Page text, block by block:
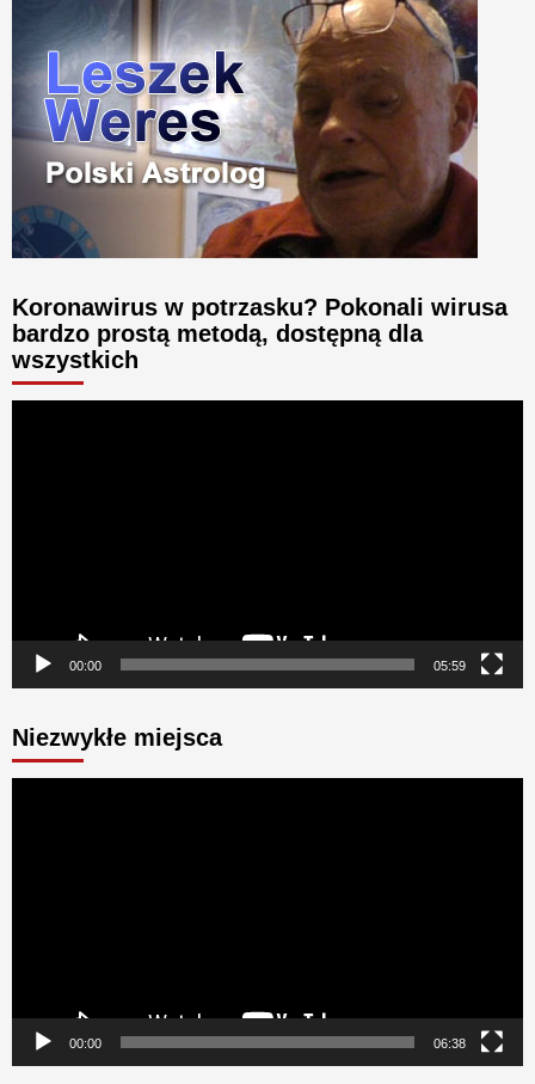
Koronawirus w potrzasku? Pokonali wirusa
bardzo prostą metodą, dostępną dla
wszystkich
00:00 05:59
Niezwykłe miejsca
00:00 06:38